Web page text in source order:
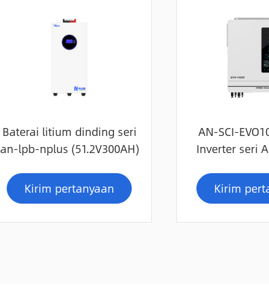
Baterai litium dinding seri
an-lpb-nplus (51.2V300AH)
Kirim pertanyaan
AN-SCI-
Inverter seri
Kirim